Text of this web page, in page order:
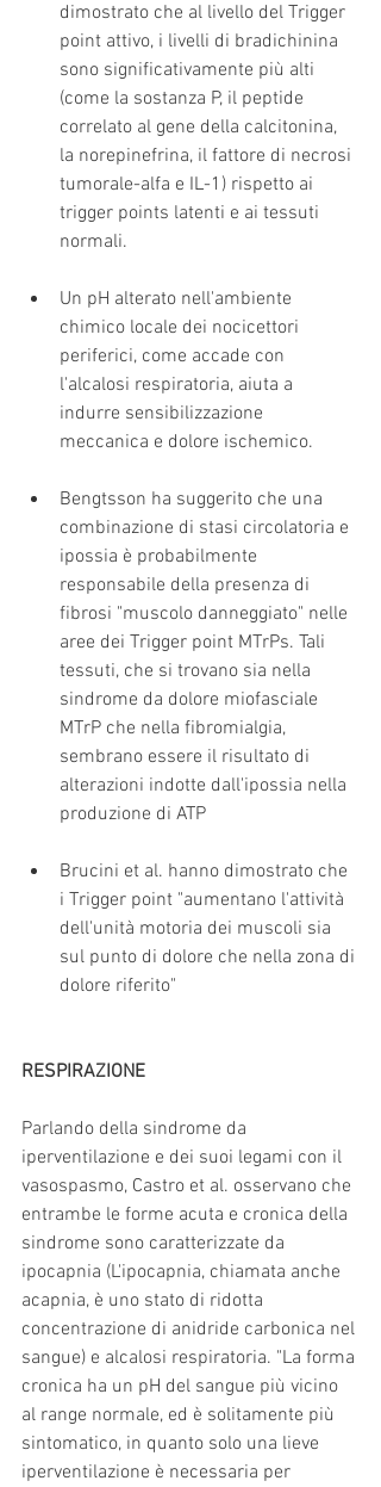
dimostrato che al livello del Trigger
point attivo, i livelli di bradichinina
sono significativamente più alti
(come la sostanza P, il peptide
correlato al gene della calcitonina,
la norepinefrina, il fattore di necrosi
tumorale-alfa e IL-1) rispetto ai
trigger points latenti e ai tessuti
normali.
Un pH alterato nell'ambiente
chimico locale dei nocicettori
periferici, come accade con
l'alcalosi respiratoria, aiuta a
indurre sensibilizzazione
meccanica e dolore ischemico.
Bengtsson ha suggerito che una
combinazione di stasi circolatoria e
ipossia è probabilmente
responsabile della presenza di
fibrosi "muscolo danneggiato" nelle
aree dei Trigger point MTrPs. Tali
tessuti, che si trovano sia nella
sindrome da dolore miofasciale
MTrP che nella fibromialgia,
sembrano essere il risultato di
alterazioni indotte dall'ipossia nella
produzione di ATP
Brucini et al. hanno dimostrato che
i Trigger point "aumentano l'attività
dell'unità motoria dei muscoli sia
sul punto di dolore che nella zona di
dolore riferito"
RESPIRAZIONE
Parlando della sindrome da
iperventilazione e dei suoi legami con il
vasospasmo, Castro et al. osservano che
entrambe le forme acuta e cronica della
sindrome sono caratterizzate da
ipocapnia (L'ipocapnia, chiamata anche
acapnia, è uno stato di ridotta
concentrazione di anidride carbonica nel
sangue) e alcalosi respiratoria. "La forma
cronica ha un pH del sangue più vicino
al range normale, ed è solitamente più
sintomatico, in quanto solo una lieve
iperventilazione è necessaria per